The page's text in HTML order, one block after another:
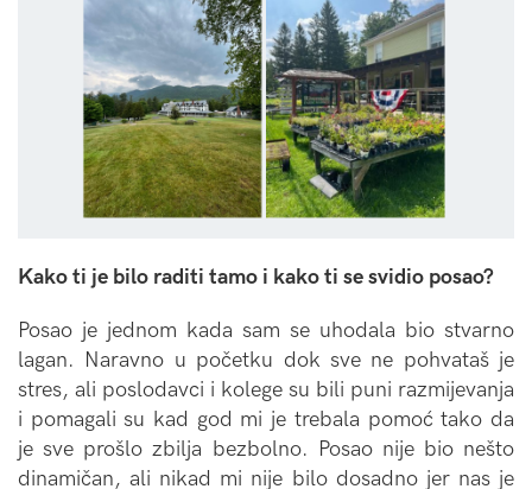
Kako ti je bilo raditi tamo i kako ti se svidio posao?
Posao je jednom kada sam se uhodala bio stvarno
lagan. Naravno u početku dok sve ne pohvataš je
stres, ali poslodavci i kolege su bili puni razmijevanja
i pomagali su kad god mi je trebala pomoć tako da
je sve prošlo zbilja bezbolno. Posao nije bio nešto
dinamičan, ali nikad mi nije bilo dosadno jer nas je